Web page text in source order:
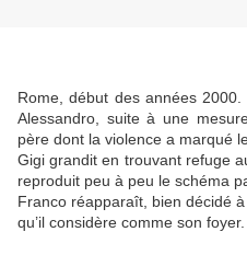
Rome, début des années
Alessandro, suite à une
père dont la violence a marqué
Gigi grandit en trouvant refuge
reproduit peu à peu le schéma
Franco réapparaît, bien décidé
qu’il considère comme son foyer.